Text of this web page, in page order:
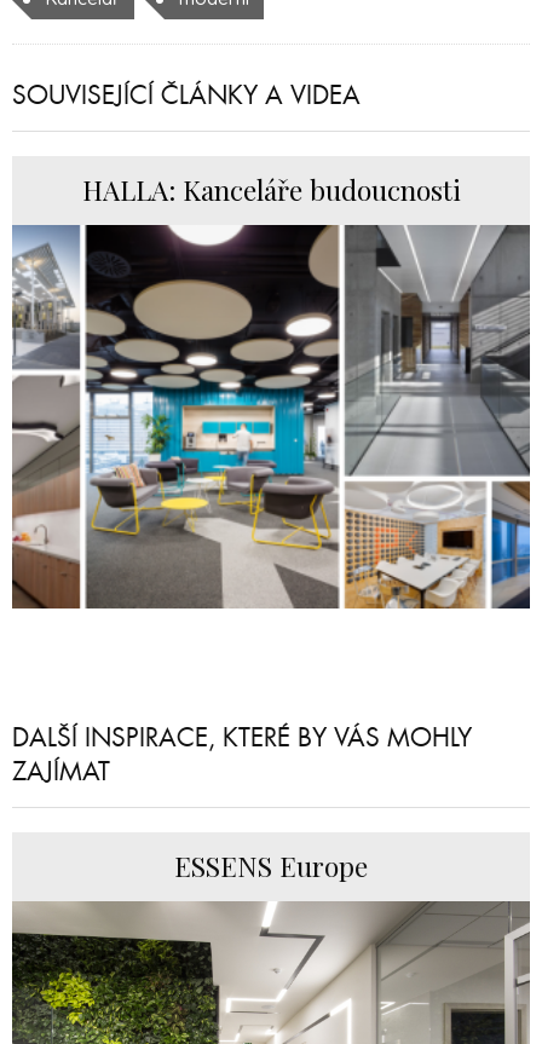
SOUVISEJÍCÍ ČLÁNKY A VIDEA
HALLA: Kanceláře budoucnosti
DALŠÍ INSPIRACE, KTERÉ BY VÁS MOHLY
ZAJÍMAT
ESSENS Europe